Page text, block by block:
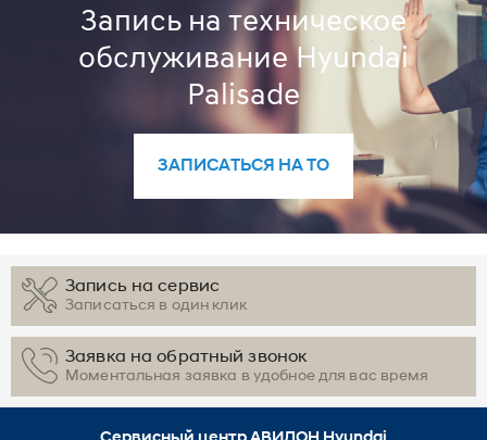
Запись на техническое
обслуживание Hyundai
Palisade
ЗАПИСАТЬСЯ НА ТО
Запись на сервис
Записаться в один клик
Заявка на обратный звонок
Моментальная заявка в удобное для вас время